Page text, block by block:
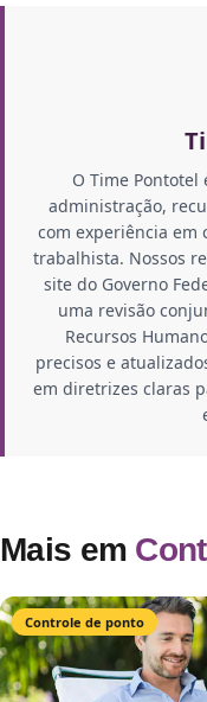
O Time Pontotel
administração,
com experiência em
trabalhista. Nossos
site do Governo
uma revisão
Recursos
precisos e
em diretrizes claras
Mais em
Controle de ponto